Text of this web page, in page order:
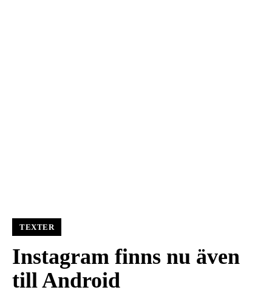
TEXTER
Instagram finns nu även
till Android